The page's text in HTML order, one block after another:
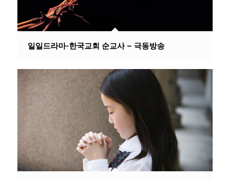
일일드라마-한국교회 순교사 – 극동방송